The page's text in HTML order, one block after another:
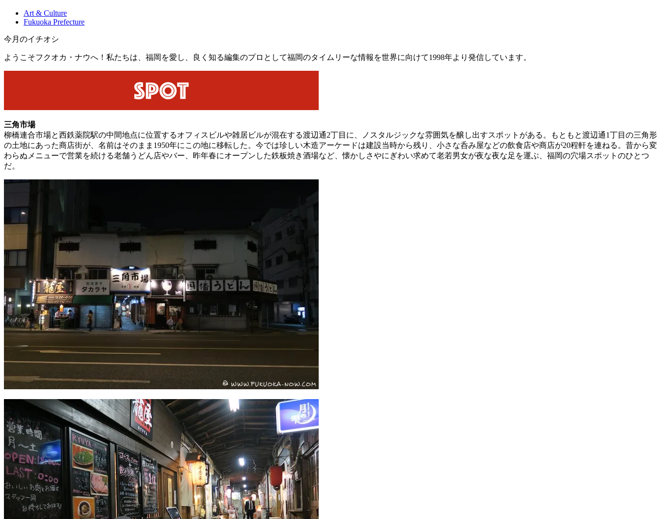
Art & Culture
Fukuoka Prefecture
今月のイチオシ
ようこそフクオカ・ナウへ！私たちは、福岡を愛し、良く知る編集のプロとして福岡のタイムリーな情報を世界に向けて1998年より発信しています。
三角市場
柳橋連合市場と西鉄薬院駅の中間地点に位置するオフィスビルや雑居ビルが混在する渡辺通2丁目に、ノスタルジックな雰囲気を醸し出すスポットがある。もともと渡辺通1丁目の三角形
の土地にあった商店街が、名前はそのまま1950年にこの地に移転した。今では珍しい木造アーケードは建設当時から残り、小さな呑み屋などの飲食店や商店が20程軒を連ねる。昔から変
わらぬメニューで営業を続ける老舗うどん店やバー、昨年春にオープンした鉄板焼き酒場など、懐かしさやにぎわい求めて老若男女が夜な夜な足を運ぶ、福岡の穴場スポットのひとつ
だ。